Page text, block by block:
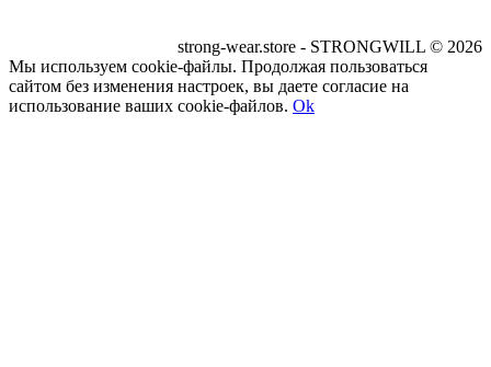
strong-wear.store - STRONGWILL © 2026
Мы используем cookie-файлы. Продолжая пользоваться
сайтом без изменения настроек, вы даете согласие на
использование ваших cookie-файлов. Ok